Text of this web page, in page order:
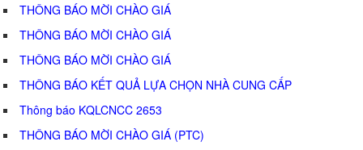
THÔNG BÁO MỜI CHÀO GIÁ
THÔNG BÁO MỜI CHÀO GIÁ
THÔNG BÁO MỜI CHÀO GIÁ
THÔNG BÁO KẾT QUẢ LỰA CHỌN NHÀ CUNG CẤP
Thông báo KQLCNCC 2653
THÔNG BÁO MỜI CHÀO GIÁ (PTC)